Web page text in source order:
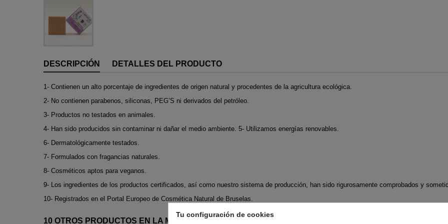
DESCRIPCIÓN DETALLES DEL PRODUCTO
1- Contienen un alto porcentaje de ingredientes de origen natural y procedentes de la agricultura ecológica.
2- No contienen parabenos, siliconas, PEG’S ni derivados del petróleo.
3- Productos no testados en animales.
4- Han sido producidos sin contaminar ni dañar el medio ambiente. 5- Utilizamos energías renovables.
6- Dermatológicamente testados.
7- Formulados con fragancias naturales.
8- Cosméticos aptos para veganos.
9- Los ingredientes de los productos certificados, así como nuestro sistema de producción, han sido rigurosamente comprobados y
10- Registrados en el Portal Europeo de Cosmética Natural de Bruselas.
10 OTROS PRODUCTOS EN LA MISMA CATEGORÍA:
Tu configuración de cookies